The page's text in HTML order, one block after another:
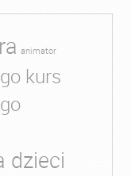
animator
kurs
dzieci